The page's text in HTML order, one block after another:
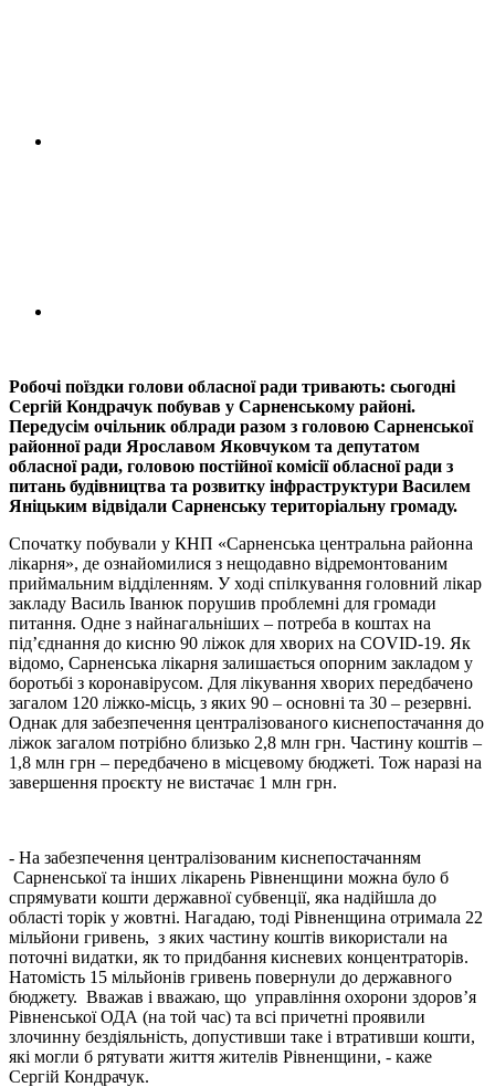
Робочі поїздки голови обласної ради тривають: сьогодні
Сергій Кондрачук побував у Сарненському районі.
Передусім очільник облради разом з головою Сарненської
районної ради Ярославом Яковчуком та депутатом
обласної ради, головою постійної комісії обласної ради з
питань будівництва та розвитку інфраструктури Василем
Яніцьким відвідали Сарненську територіальну громаду.
Спочатку побували у КНП «Сарненська центральна районна
лікарня», де ознайомилися з нещодавно відремонтованим
приймальним відділенням. У ході спілкування головний лікар
закладу Василь Іванюк порушив проблемні для громади
питання. Одне з найнагальніших – потреба в коштах на
під’єднання до кисню 90 ліжок для хворих на COVID-19. Як
відомо, Сарненська лікарня залишається опорним закладом у
боротьбі з коронавірусом. Для лікування хворих передбачено
загалом 120 ліжко-місць, з яких 90 – основні та 30 – резервні.
Однак для забезпечення централізованого киснепостачання до
ліжок загалом потрібно близько 2,8 млн грн. Частину коштів –
1,8 млн грн – передбачено в місцевому бюджеті. Тож наразі на
завершення проєкту не вистачає 1 млн грн.
- На забезпечення централізованим киснепостачанням
Сарненської та інших лікарень Рівненщини можна було б
спрямувати кошти державної субвенції, яка надійшла до
області торік у жовтні. Нагадаю, тоді Рівненщина отримала 22
мільйони гривень, з яких частину коштів використали на
поточні видатки, як то придбання кисневих концентраторів.
Натомість 15 мільйонів гривень повернули до державного
бюджету. Вважав і вважаю, що управління охорони здоров’я
Рівненської ОДА (на той час) та всі причетні проявили
злочинну бездіяльність, допустивши таке і втративши кошти,
які могли б рятувати життя жителів Рівненщини, - каже
Сергій Кондрачук.